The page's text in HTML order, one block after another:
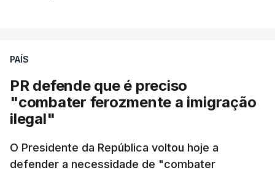
PAÍS
PR defende que é preciso
"combater ferozmente a imigração
ilegal"
O Presidente da República voltou hoje a
defender a necessidade de "combater